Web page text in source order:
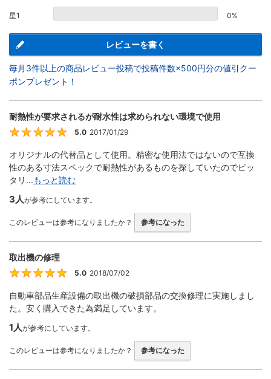
星1 0%
レビューを書く
毎月3件以上の商品レビュー投稿で投稿件数×500円分の値引クー
ポンプレゼント！
耐熱性が要求されるが耐水性は求められない環境で使用
5
5.0 2017/01/29
オリジナルの代替品として使用。精密な使用法ではないので互換
性のある寸法スペックで耐熱性があるものを探していたのでピッ
タリ...もっと読む
3人が参考にしています。
このレビューは参考になりましたか？ 参考になった
取出機の修理
5
5.0 2018/07/02
自動車部品生産設備の取出機の破損部品の交換修理に実施しまし
た。安く購入できた為満足しています。
1人が参考にしています。
このレビューは参考になりましたか？ 参考になった